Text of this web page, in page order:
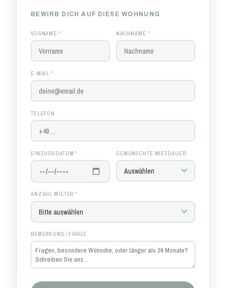
BEWIRB DICH AUF DIESE WOHNUNG
VORNAME * NACHNAME *
E-MAIL *
TELEFON
EINZUGSDATUM * GEWÜNSCHTE MIETDAUER
ANZAHL MIETER *
BEMERKUNG / FRAGE